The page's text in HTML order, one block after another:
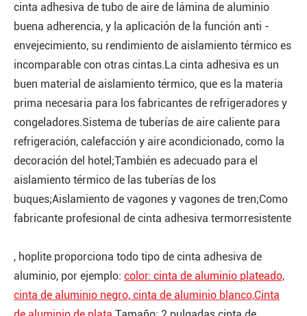
cinta adhesiva de tubo de aire de lámina de aluminio
buena adherencia, y la aplicación de la función anti -
envejecimiento, su rendimiento de aislamiento térmico es
incomparable con otras cintas.La cinta adhesiva es un
buen material de aislamiento térmico, que es la materia
prima necesaria para los fabricantes de refrigeradores y
congeladores.Sistema de tuberías de aire caliente para
refrigeración, calefacción y aire acondicionado, como la
decoración del hotel;También es adecuado para el
aislamiento térmico de las tuberías de los
buques;Aislamiento de vagones y vagones de tren;Como
fabricante profesional de cinta adhesiva termorresistente
, hoplite proporciona todo tipo de cinta adhesiva de
aluminio, por ejemplo: color: cinta de aluminio plateado,
cinta de aluminio negro, cinta de aluminio blanco,Cinta